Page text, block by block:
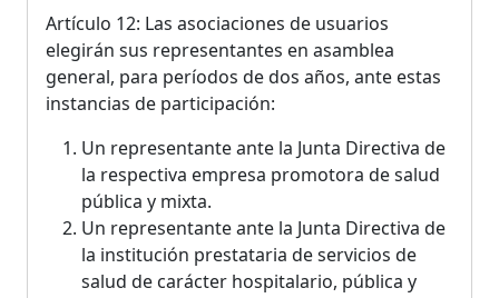
Artículo 12: Las asociaciones de usuarios
elegirán sus representantes en asamblea
general, para períodos de dos años, ante estas
instancias de participación:
Un representante ante la Junta Directiva de
la respectiva empresa promotora de salud
pública y mixta.
Un representante ante la Junta Directiva de
la institución prestataria de servicios de
salud de carácter hospitalario, pública y